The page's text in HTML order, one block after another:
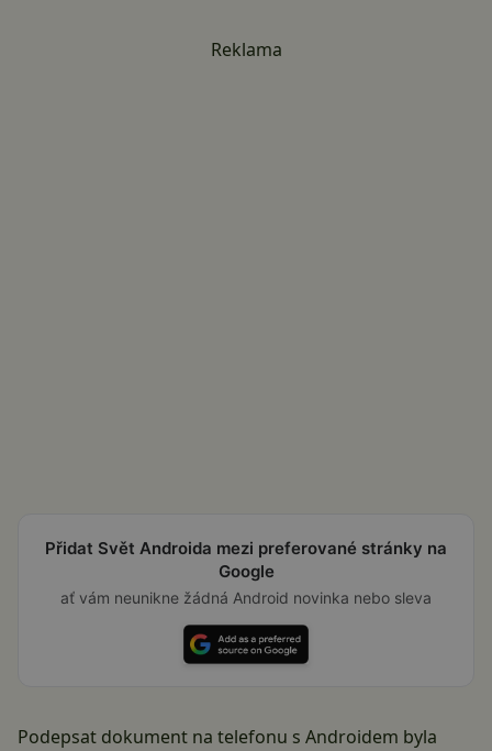
Reklama
Přidat Svět Androida mezi preferované stránky na
Google
ať vám neunikne žádná Android novinka nebo sleva
Podepsat dokument na telefonu s Androidem byla